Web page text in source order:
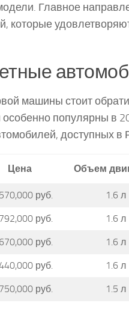
Главное
которые
машины стоит
популярны в
доступных в
Цена Объем
руб. 1.6 л
руб. 1.6 л
руб. 1.6 л
руб. 1.6 л
руб. 1.5 л